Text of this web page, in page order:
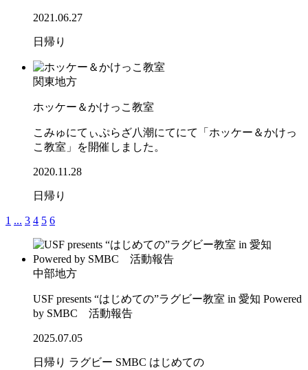
2021.06.27
日帰り
関東地方
ホッケー＆かけっこ教室
こみゅにてぃぷらざ八潮にてにて「ホッケー＆かけっ
こ教室」を開催しました。
2020.11.28
日帰り
1 ... 3 4 5 6
中部地方
USF presents “はじめての”ラグビー教室 in 愛知 Powered
by SMBC 活動報告
2025.07.05
日帰り ラグビー SMBC はじめての